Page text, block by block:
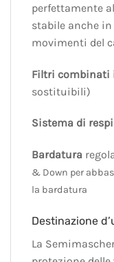
perfettamente
stabile anche
movimenti del
Filtri combinati
sostituibili)
Sistema di
Bardatura
& Down per
la bardatura
Destinazione
La